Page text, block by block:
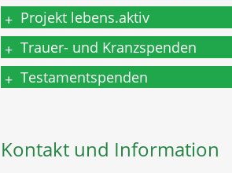
+ Projekt lebens.aktiv
+ Trauer- und Kranzspenden
+ Testamentspenden
Kontakt und Information